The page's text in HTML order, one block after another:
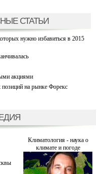
СТАТЬИ
нужно избавиться в 2015
акциями
на рынке Форекс
Климатология - наука о
климате и погоде